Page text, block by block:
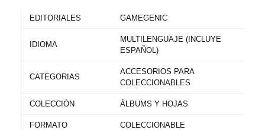
EDITORIALES GAMEGENIC
IDIOMA
MULTILENGUAJE (INCLUYE
ESPAÑOL)
CATEGORIAS
ACCESORIOS PARA
COLECCIONABLES
COLECCIÓN ÁLBUMS Y HOJAS
FORMATO COLECCIONABLE